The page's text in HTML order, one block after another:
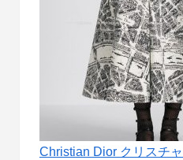
Christian Dior クリスチ